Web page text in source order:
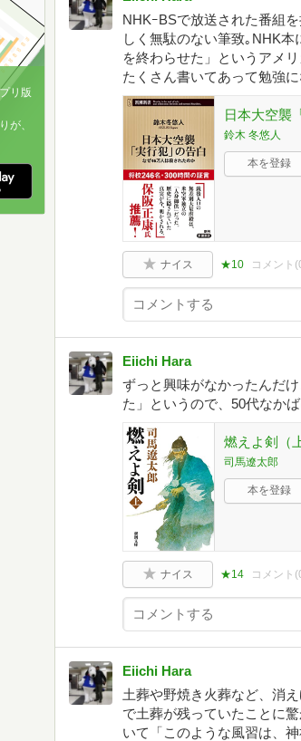
NHKｰBSで放送された番組
しく無駄のない筆致｡NHK
を終わらせた」というアメ
たくさん書いてあって勉強に
日本大空襲
鈴木 冬悠人
本を登録
ナイス ★10 コメント(
Eiichi Hara
ずっと興味がなかったんだ
た」というので、50代なか
燃えよ剣（
司馬遼太郎
本を登録
ナイス ★14 コメント(
Eiichi Hara
土葬や野焼き火葬など、消
で土葬が残っていたことに
いて「このような風習は、
リ版
が、